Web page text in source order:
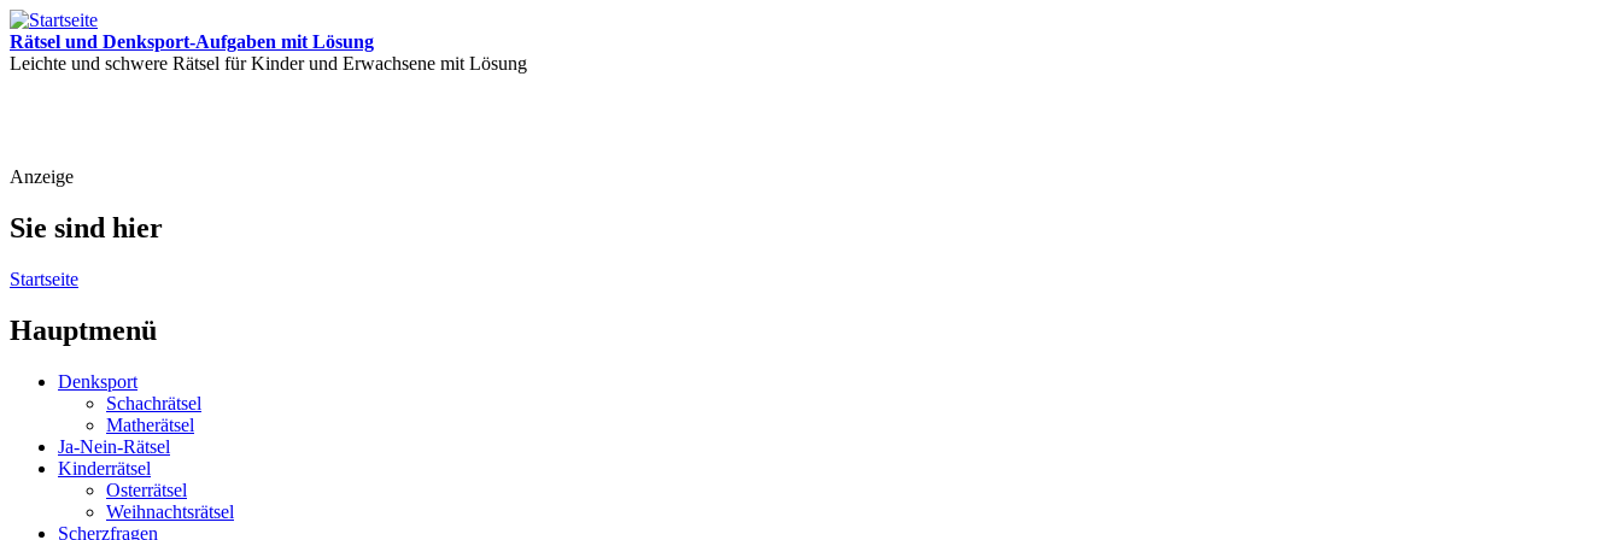
Rätsel und Denksport-Aufgaben mit Lösung
Leichte und schwere Rätsel für Kinder und Erwachsene mit Lösung
Anzeige
Sie sind hier
Startseite
Hauptmenü
Denksport
Schachrätsel
Matherätsel
Ja-Nein-Rätsel
Kinderrätsel
Osterrätsel
Weihnachtsrätsel
Scherzfragen